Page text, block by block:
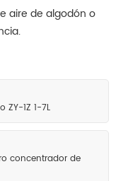
aire de algodón o
1Z 1-7L
concentrador de